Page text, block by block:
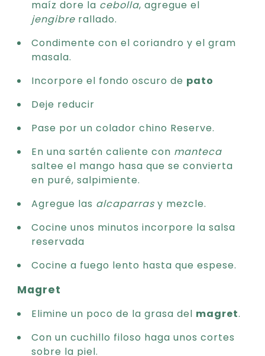
maíz dore la cebolla, agregue el
jengibre rallado.
Condimente con el coriandro y el gram
masala.
Incorpore el fondo oscuro de pato
Deje reducir
Pase por un colador chino Reserve.
En una sartén caliente con manteca
saltee el mango hasa que se convierta
en puré, salpimiente.
Agregue las alcaparras y mezcle.
Cocine unos minutos incorpore la salsa
reservada
Cocine a fuego lento hasta que espese.
Magret
Elimine un poco de la grasa del magret.
Con un cuchillo filoso haga unos cortes
sobre la piel.